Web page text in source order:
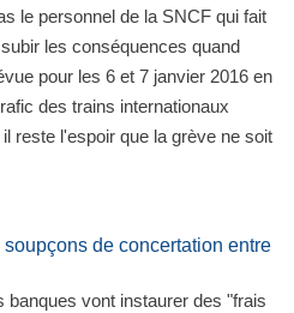
le personnel de la SNCF qui fait
les conséquences quand
pour les 6 et 7 janvier 2016 en
des trains internationaux
reste l'espoir que la grève ne soit
de concertation entre
banques vont instaurer des "frais